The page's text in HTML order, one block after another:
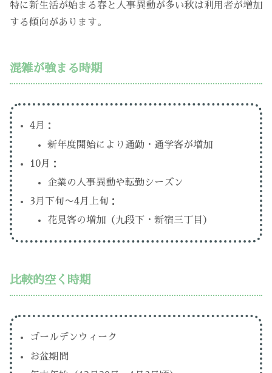
特に新生活が始まる春と人事異動が多い秋は利用者が増加
する傾向があります。
混雑が強まる時期
4月：
新年度開始により通勤・通学客が増加
10月：
企業の人事異動や転勤シーズン
3月下旬〜4月上旬：
花見客の増加（九段下・新宿三丁目）
比較的空く時期
ゴールデンウィーク
お盆期間